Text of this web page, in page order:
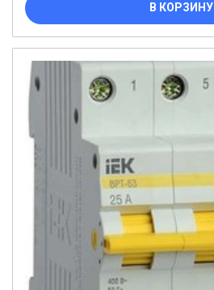
В КОРЗИНУ